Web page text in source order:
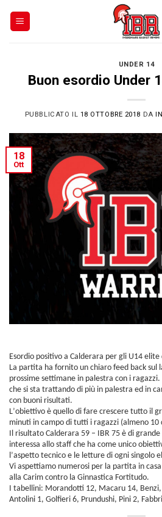
UNDER 14
Buon esordio Under
PUBBLICATO IL 18 OTTOBRE 2018 DA
18
Ott
Esordio positivo a Calderara per gli U14
La partita ha fornito un chiaro feed back sul
prossime settimane in palestra con i
che si sta trattando di più in palestra ed in
con buoni risultati.
L’obiettivo è quello di fare crescere tutto il
minuti in campo di tutti i ragazzi (almeno 10
Il risultato Calderara 59 – IBR 75 è di
interessa allo staff che ha come unico
l’aspetto tecnico e le letture di ogni singolo
Vi aspettiamo numerosi per la partita in
alla Carim contro la Ginnastica Fortitudo.
I tabellini: Morandotti 12, Macaru 14,
Antolini 1, Golfieri 6, Prundushi, Pini 2,